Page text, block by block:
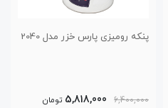
پنکه پارس خزر مدل FSR-ADO
10,739,000
9,756,000 تومان